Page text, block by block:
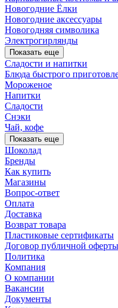
Новогодние Ёлки
Новогодние аксессуары
Новогодняя символика
Электрогирлянды
Показать еще
Сладости и напитки
Блюда быстрого
Мороженое
Напитки
Сладости
Снэки
Чай, кофе
Показать еще
Шоколад
Бренды
Как купить
Магазины
Вопрос-ответ
Оплата
Доставка
Возврат товара
Пластиковые сертификаты
Договор публичной оферты
Политика
Компания
О компании
Вакансии
Документы